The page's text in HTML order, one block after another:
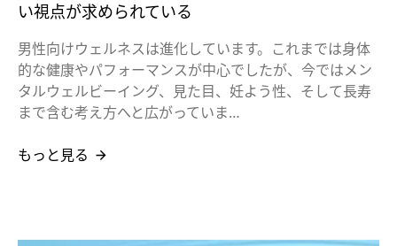
い視点が求められている
男性向けウェルネスは進化しています。これまでは身体
的な健康やパフォーマンスが中心でしたが、今ではメン
タルウェルビーイング、見た目、妊よう性、そして長寿
まで含む考え方へと広がっていま…
もっと見る